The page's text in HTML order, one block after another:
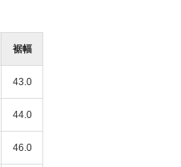
裾幅
43.0
44.0
46.0